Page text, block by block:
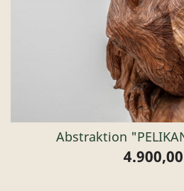
Abstraktion
Preis